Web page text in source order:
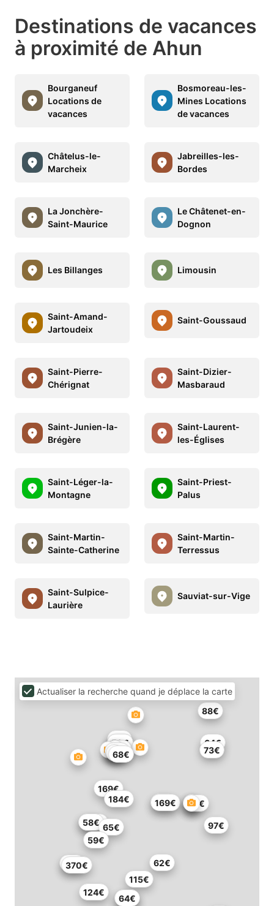
Destinations de vacances
à proximité de Ahun
Bourganeuf
Locations de
vacances
Bosmoreau-les-
Mines Locations
de vacances
Châtelus-le-
Marcheix
Jabreilles-les-
Bordes
La Jonchère-
Saint-Maurice
Le Châtenet-en-
Dognon
Les Billanges Limousin
Saint-Amand-
Jartoudeix
Saint-Goussaud
Saint-Pierre-
Chérignat
Saint-Dizier-
Masbaraud
Saint-Junien-la-
Brégère
Saint-Laurent-
les-Églises
Saint-Léger-la-
Montagne
Saint-Priest-
Palus
Saint-Martin-
Sainte-Catherine
Saint-Martin-
Terressus
Saint-Sulpice-
Laurière
Sauviat-sur-Vige
50€
89€
37€
145€
88€
169€
64€
50€
68€
184€
169€
58€
50€
47€
73€
60€
82€
52€
115€
70€
64€
65€
370€
97€
124€
59€
62€
Actualiser la recherche quand je déplace la carte